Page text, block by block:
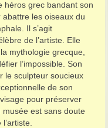
héros grec bandant son
abattre les oiseaux du
Il s’agit
de l’artiste. Elle
mythologie grecque,
l’impossible. Son
le sculpteur soucieux
de son
pour préserver
est sans doute